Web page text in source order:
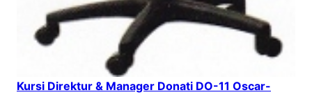
Kursi Direktur & Manager Donati DO-11 Oscar-